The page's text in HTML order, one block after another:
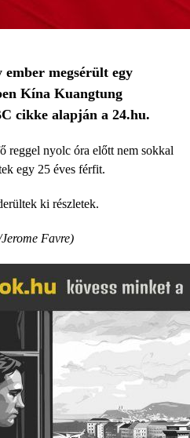
ember megsérült egy
Kína Kuangtung
cikke alapján a 24.hu.
reggel nyolc óra előtt nem sokkal
egy 25 éves férfit.
ki részletek.
Favre)